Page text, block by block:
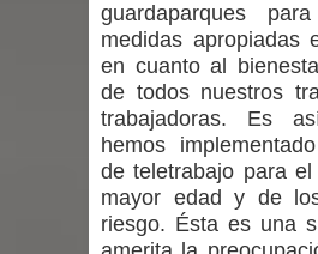
en la alta cordillera
impacto ambiental
INDAP entregó
incentivos a
de la provincia de
guardaparques
medidas apropiadas
en cuanto al
de todos nuestros
trabajadoras. Es
hemos
de teletrabajo para
mayor edad y de
riesgo. Ésta es una